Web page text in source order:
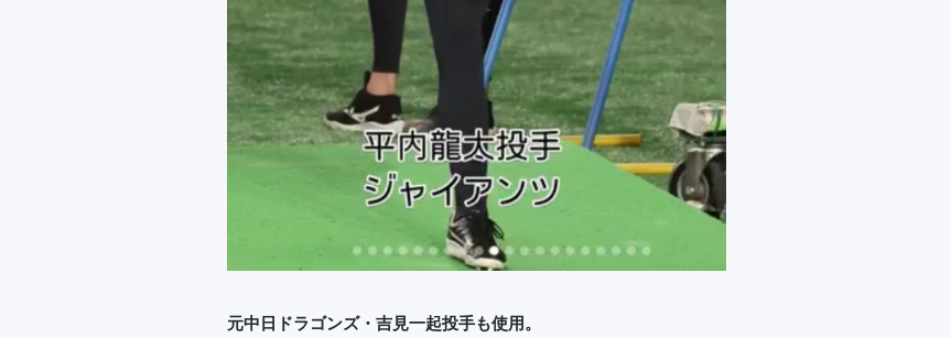
元中日ドラゴンズ・吉見一起投手も使用。